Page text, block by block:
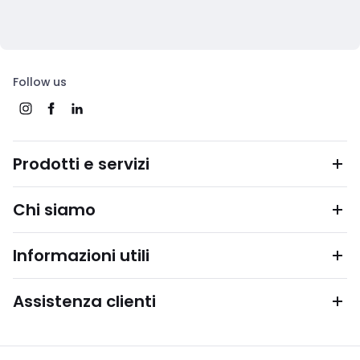
Follow us
Prodotti e servizi
Chi siamo
Informazioni utili
Assistenza clienti